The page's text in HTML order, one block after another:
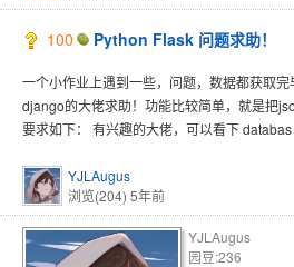
100 Python Flask 问题求助！
一个小作业上遇到一些，问题，数据都获取
django的大佬求助！功能比较简单，就是把
要求如下： 有兴趣的大佬，可以看下 databas
YJLAugus
浏览(204) 5年前
YJLAugus
园豆:236